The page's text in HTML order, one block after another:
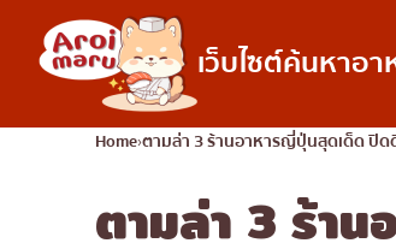
เว็บไซต์ค้นหาอ
อาหารญี่ปุ่น
ค้นหาร้านอาหาร
Homeตามล่า 3 ร้านอาหารญี่ปุ่นสุดเด็ด ปิด
ตามล่า 3 ร้า